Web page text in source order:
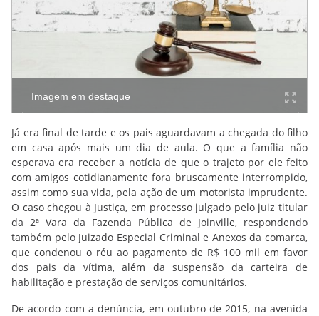
Imagem em destaque
Já era final de tarde e os pais aguardavam a chegada do filho
em casa após mais um dia de aula. O que a família não
esperava era receber a notícia de que o trajeto por ele feito
com amigos cotidianamente fora bruscamente interrompido,
assim como sua vida, pela ação de um motorista imprudente.
O caso chegou à Justiça, em processo julgado pelo juiz titular
da 2ª Vara da Fazenda Pública de Joinville, respondendo
também pelo Juizado Especial Criminal e Anexos da comarca,
que condenou o réu ao pagamento de R$ 100 mil em favor
dos pais da vítima, além da suspensão da carteira de
habilitação e prestação de serviços comunitários.
De acordo com a denúncia, em outubro de 2015, na avenida